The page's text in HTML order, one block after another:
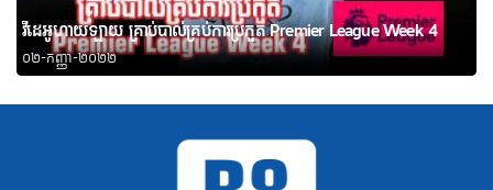
វីដេអូហាយឡាយ គ្រាប់បាល់គ្រប់ការប្រកួត Premier League Week 4
០២-កញ្ញា-២០២២